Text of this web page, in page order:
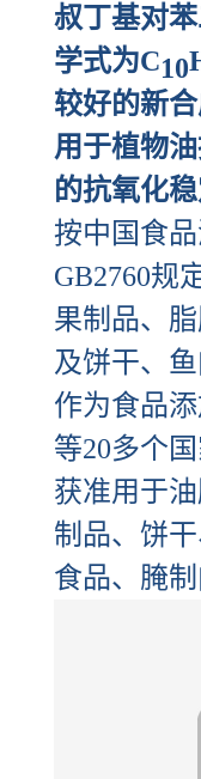
叔丁基对
学式为C10
较好的新
用于植物
的抗氧化
按中国食
GB2760规
果制品、
及饼干、
作为食品
等20多个
获准用于
制品、饼
食品、腌